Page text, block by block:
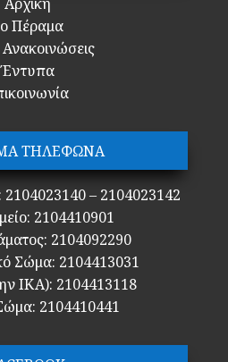
Πέραμα
Έντυπα
ΤΗΛΕΦΩΝΑ
– 2104023142
2104410901
2104092290
Σώμα: 2104413031
ΙΚΑ): 2104413118
2104410441